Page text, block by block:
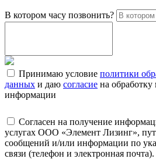
В котором часу позвонить?
Принимаю условие политики
данных и даю согласие на
информации
Согласен на получение
услугах ООО «Элемент Лизинг»,
сообщений и/или информации по
связи (телефон и электронная почта).